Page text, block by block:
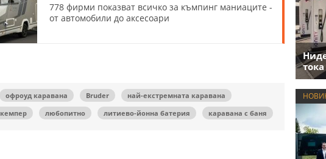
778 фирми показват всичко за къмпинг маниаците -
от автомобили до аксесоари
офроуд каравана Bruder
най-екстремната каравана
кемпер любопитно литиево-йонна батерия каравана с баня